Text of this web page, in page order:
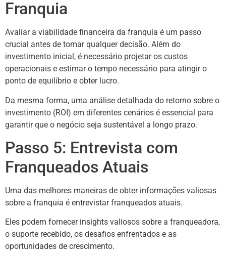
Franquia
Avaliar a viabilidade financeira da franquia é um passo
crucial antes de tomar qualquer decisão. Além do
investimento inicial, é necessário projetar os custos
operacionais e estimar o tempo necessário para atingir o
ponto de equilíbrio e obter lucro.
Da mesma forma, uma análise detalhada do retorno sobre o
investimento (ROI) em diferentes cenários é essencial para
garantir que o negócio seja sustentável a longo prazo.
Passo 5: Entrevista com
Franqueados Atuais
Uma das melhores maneiras de obter informações valiosas
sobre a franquia é entrevistar franqueados atuais.
Eles podem fornecer insights valiosos sobre a franqueadora,
o suporte recebido, os desafios enfrentados e as
oportunidades de crescimento.